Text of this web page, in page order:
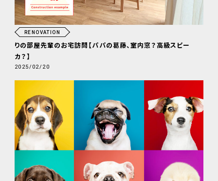
RENOVATION
りの部屋先輩のお宅訪問【パパの葛藤、室内窓？高級スピー
カ？】
2025/02/20